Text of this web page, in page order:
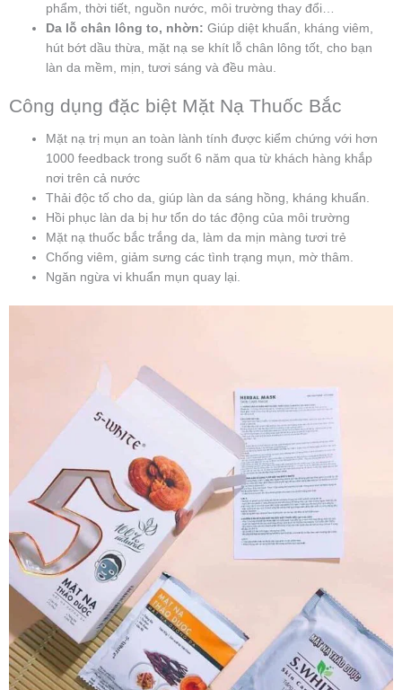
phẩm, thời tiết, nguồn nước, môi trường thay đổi…
Da lỗ chân lông to, nhờn: Giúp diệt khuẩn, kháng viêm,
hút bớt dầu thừa, mặt nạ se khít lỗ chân lông tốt, cho bạn
làn da mềm, mịn, tươi sáng và đều màu.
Công dụng đặc biệt Mặt Nạ Thuốc Bắc
Mặt nạ trị mụn an toàn lành tính được kiểm chứng với hơn
1000 feedback trong suốt 6 năm qua từ khách hàng khắp
nơi trên cả nước
Thải độc tố cho da, giúp làn da sáng hồng, kháng khuẩn.
Hồi phục làn da bị hư tổn do tác động của môi trường
Mặt nạ thuốc bắc trắng da, làm da mịn màng tươi trẻ
Chống viêm, giảm sưng các tình trạng mụn, mờ thâm.
Ngăn ngừa vi khuẩn mụn quay lại.